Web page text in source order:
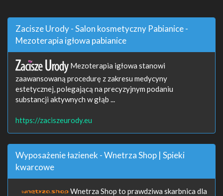
Zacisze Urody - Salon kosmetyczny Pabianice -
Mezoterapia igłowa pabianice
Mezoterapia igłowa stanowi
zaawansowaną procedurę z zakresu medycyny
estetycznej, polegającą na precyzyjnym podaniu
substancji aktywnych w głąb ...
https://zaciszeurody.eu
Wyposażenie łazienek - Wnetrza Shop | Spieki
kwarcowe
Wnetrza Shop to prawdziwa skarbnica dla